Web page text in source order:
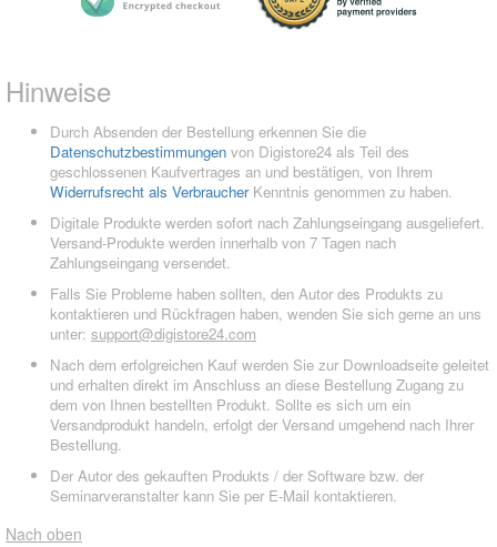
Hinweise
Durch Absenden der Bestellung erkennen Sie die
Datenschutzbestimmungen von Digistore24 als Teil des
geschlossenen Kaufvertrages an und bestätigen, von Ihrem
Widerrufsrecht als VerbraucherKenntnis genommen zu haben.
Digitale Produkte werden sofort nach Zahlungseingang ausgeliefert.
Versand-Produkte werden innerhalb von 7 Tagen nach
Zahlungseingang versendet.
Falls Sie Probleme haben sollten, den Autor des Produkts zu
kontaktieren und Rückfragen haben, wenden Sie sich gerne an uns
unter: support@digistore24.com
Nach dem erfolgreichen Kauf werden Sie zur Downloadseite geleitet
und erhalten direkt im Anschluss an diese Bestellung Zugang zu
dem von Ihnen bestellten Produkt. Sollte es sich um ein
Versandprodukt handeln, erfolgt der Versand umgehend nach Ihrer
Bestellung.
Der Autor des gekauften Produkts / der Software bzw. der
Seminarveranstalter kann Sie per E-Mail kontaktieren.
Nach oben